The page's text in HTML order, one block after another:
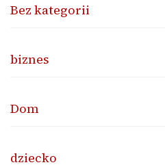
Bez kategorii
biznes
Dom
dziecko